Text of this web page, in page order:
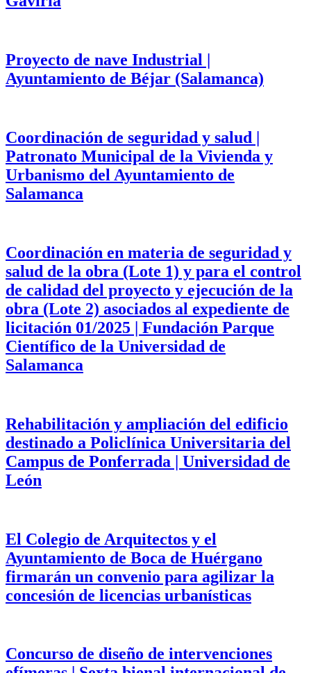
Proyecto de nave Industrial |
Ayuntamiento de Béjar (Salamanca)
Coordinación de seguridad y salud |
Patronato Municipal de la Vivienda y
Urbanismo del Ayuntamiento de
Salamanca
Coordinación en materia de seguridad y
salud de la obra (Lote 1) y para el control
de calidad del proyecto y ejecución de la
obra (Lote 2) asociados al expediente de
licitación 01/2025 | Fundación Parque
Científico de la Universidad de
Salamanca
Rehabilitación y ampliación del edificio
destinado a Policlínica Universitaria del
Campus de Ponferrada | Universidad de
León
El Colegio de Arquitectos y el
Ayuntamiento de Boca de Huérgano
firmarán un convenio para agilizar la
concesión de licencias urbanísticas
Concurso de diseño de intervenciones